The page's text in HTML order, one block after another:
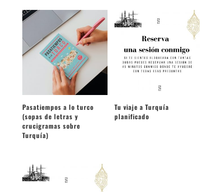
Pasatiempos a lo turco
(sopas de letras y
crucigramas sobre
Turquía)
Tu viaje a Turquía
planificado